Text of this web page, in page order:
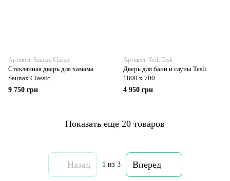
Артикул: Saunax Classic
Стеклянная дверь для хамама
Saunax Classic
9 750 грн
Артикул: Tesli Tesli
Дверь для бани и сауны Tesli
1800 x 700
4 950 грн
Показать еще 20 товаров
Назад 1 из 3 Вперед